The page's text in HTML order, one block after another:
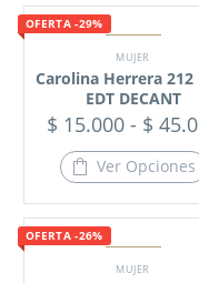
OFERTA -29%
MUJER
Carolina Herrera 212
EDT DECANT
$ 15.000 - $
Ver Opciones
OFERTA -26%
MUJER